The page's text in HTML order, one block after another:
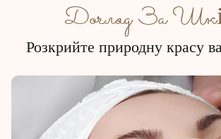
Догляд За
Розкрийте природну красу